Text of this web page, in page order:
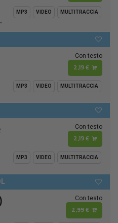
MP3 VIDEO MULTITRACCIA
Con testo
2,19 €
MP3 VIDEO MULTITRACCIA
Con testo
2,19 €
MP3 VIDEO MULTITRACCIA
Con testo
2,99 €